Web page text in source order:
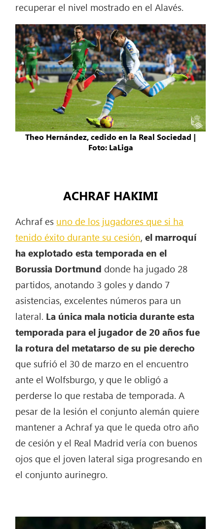
recuperar el nivel mostrado en el Alavés.
Theo Hernández, cedido en la Real Sociedad |
Foto: LaLiga
ACHRAF HAKIMI
Achraf es uno de los jugadores que si ha
tenido éxito durante su cesión,el marroquí
ha explotado esta temporada en el
Borussia Dortmund donde ha jugado 28
partidos, anotando 3 goles y dando 7
asistencias, excelentes números para un
lateral. La única mala noticia durante esta
temporada para el jugador de 20 años fue
la rotura del metatarso de su pie derecho
que sufrió el 30 de marzo en el encuentro
ante el Wolfsburgo, y que le obligó a
perderse lo que restaba de temporada. A
pesar de la lesión el conjunto alemán quiere
mantener a Achraf ya que le queda otro año
de cesión y el Real Madrid vería con buenos
ojos que el joven lateral siga progresando en
el conjunto aurinegro.